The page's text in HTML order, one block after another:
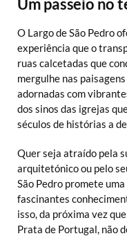
Um passeio no
O Largo de São Pedro
experiência que o
ruas calcetadas que
mergulhe nas
adornadas com
dos sinos das igrejas
séculos de histórias a
Quer seja atraído pela
arquitetónico ou pelo
São Pedro promete
fascinantes
isso, da próxima vez
Prata de Portugal, não